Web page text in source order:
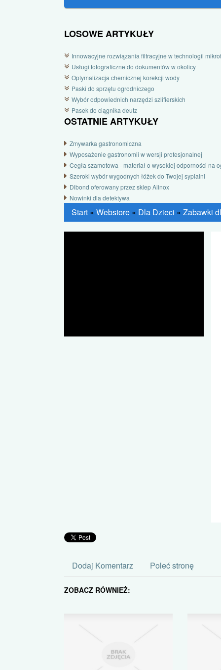
LOSOWE ARTYKUŁY
Innowacyjne rozwiązania filtracyjne w technologii
Usługi fotograficzne do dokumentów w okolicy
Optymalizacja chemicznej korekcji wody
Paski do sprzętu ogrodniczego
Wybór odpowiednich narzędzi szlifierskich
Pasek do ciągnika deutz
OSTATNIE ARTYKUŁY
Zmywarka gastronomiczna
Wyposażenie gastronomii w wersji profesjonalnej
Cegła szamotowa - materiał o wysokiej odporności na
Szeroki wybór wygodnych łóżek do Twojej sypialni
Dibond oferowany przez sklep Alinox
Nowinki dla detektywa
Start » Webstore » Dla Dzieci » Zabawki
Dodaj Komentarz Poleć stronę
ZOBACZ RÓWNIEŻ: